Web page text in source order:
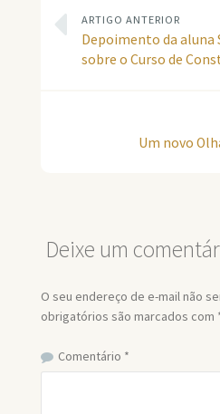
ARTIGO ANTERIOR
Depoimento da aluna
sobre o Curso de
Um novo
Deixe um
O seu endereço de e-mail não
obrigatórios são marcados com
Comentário *